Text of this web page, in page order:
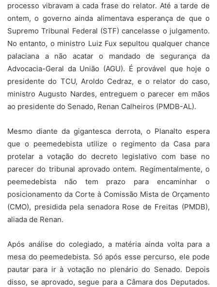
processo vibravam a cada frase do relator. Até a tarde de
ontem, o governo ainda alimentava esperança de que o
Supremo Tribunal Federal (STF) cancelasse o julgamento.
No entanto, o ministro Luiz Fux sepultou qualquer chance
palaciana a não acatar o mandado de segurança da
Advocacia-Geral da União (AGU). É provável que hoje o
presidente do TCU, Aroldo Cedraz, e o relator do caso,
ministro Augusto Nardes, entreguem o parecer em mãos
ao presidente do Senado, Renan Calheiros (PMDB-AL).
Mesmo diante da gigantesca derrota, o Planalto espera
que o peemedebista utilize o regimento da Casa para
protelar a votação do decreto legislativo com base no
parecer do tribunal aprovado ontem. Regimentalmente, o
peemedebista não tem prazo para encaminhar o
posicionamento da Corte à Comissão Mista de Orçamento
(CMO), presidida pela senadora Rose de Freitas (PMDB),
aliada de Renan.
Após análise do colegiado, a matéria ainda volta para a
mesa do peemedebista. Só após esse percurso, ele pode
pautar para ir à votação no plenário do Senado. Depois
disso, se aprovado, segue para a Câmara dos Deputados.